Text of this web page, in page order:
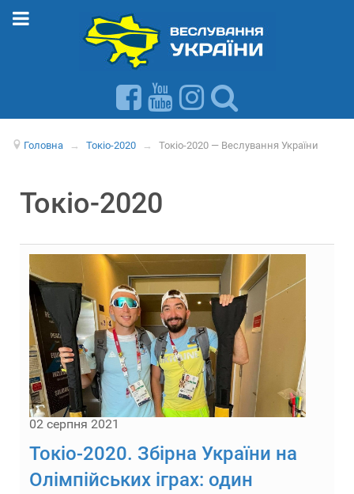
Головна → Токіо-2020 → Токіо-2020 — Веслування України
Токіо-2020
02 серпня 2021
Токіо-2020. Збірна України на
Олімпійських іграх: один